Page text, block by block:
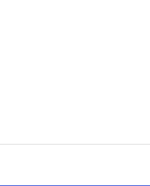
je geprogrammeerd
je wakker wordt)